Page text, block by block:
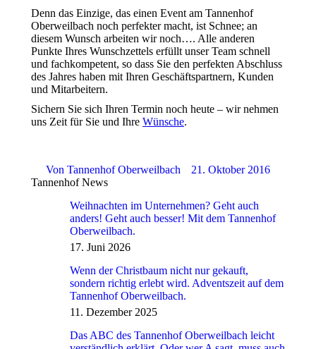
Denn das Einzige, das einen Event am Tannenhof
Oberweilbach noch perfekter macht, ist Schnee; an
diesem Wunsch arbeiten wir noch…. Alle anderen
Punkte Ihres Wunschzettels erfüllt unser Team schnell
und fachkompetent, so dass Sie den perfekten Abschluss
des Jahres haben mit Ihren Geschäftspartnern, Kunden
und Mitarbeitern.
Sichern Sie sich Ihren Termin noch heute – wir nehmen
uns Zeit für Sie und Ihre Wünsche.
Von Tannenhof Oberweilbach
21. Oktober 2016
Tannenhof News
Weihnachten im Unternehmen? Geht auch
anders! Geht auch besser! Mit dem Tannenhof
Oberweilbach.
17. Juni 2026
Wenn der Christbaum nicht nur gekauft,
sondern richtig erlebt wird. Adventszeit auf dem
Tannenhof Oberweilbach.
11. Dezember 2025
Das ABC des Tannenhof Oberweilbach leicht